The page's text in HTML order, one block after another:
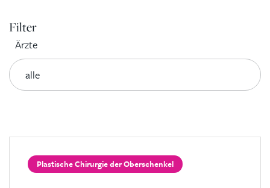
Filter
Ärzte
Plastische Chirurgie der Oberschenkel